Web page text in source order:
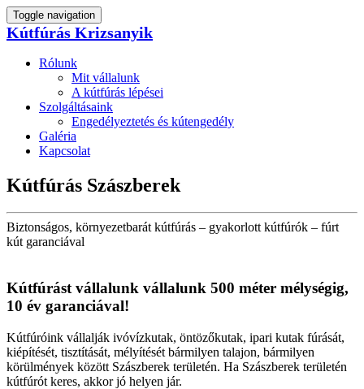
Toggle navigation
Kútfúrás Krizsanyik
Rólunk
Mit vállalunk
A kútfúrás lépései
Szolgáltásaink
Engedélyeztetés és kútengedély
Galéria
Kapcsolat
Kútfúrás Szászberek
Biztonságos, környezetbarát kútfúrás – gyakorlott kútfúrók – fúrt
kút garanciával
Kútfúrást vállalunk vállalunk 500 méter mélységig,
10 év garanciával!
Kútfúróink vállalják ivóvízkutak, öntözőkutak, ipari kutak fúrását,
kiépítését, tisztítását, mélyítését bármilyen talajon, bármilyen
körülmények között Szászberek területén. Ha Szászberek területén
kútfúrót keres, akkor jó helyen jár.